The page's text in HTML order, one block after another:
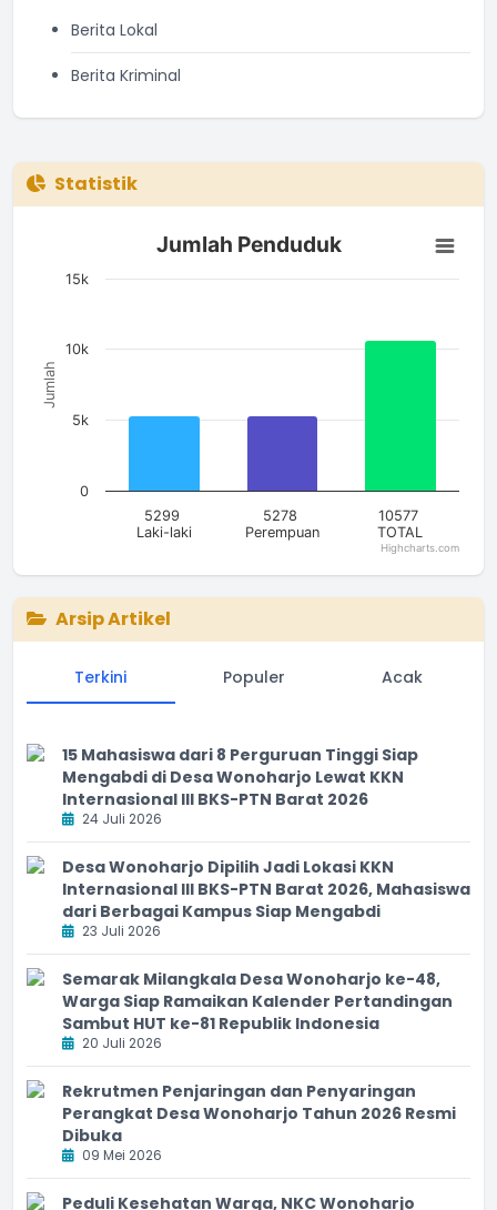
Berita Lokal
Berita Kriminal
Statistik
Jumlah Penduduk
Bar chart with 3 bars.
The chart has 1 X axis displaying categories.
Jumlah
Jumlah Penduduk
5299
Laki-laki
5278
Perempuan
10577
TOTAL
0
5k
10k
15k
Highcharts.com
Arsip Artikel
Terkini Populer Acak
15 Mahasiswa dari 8 Perguruan Tinggi Siap
Mengabdi di Desa Wonoharjo Lewat KKN
Internasional III BKS-PTN Barat 2026
24 Juli 2026
Desa Wonoharjo Dipilih Jadi Lokasi KKN
Internasional III BKS-PTN Barat 2026, Mahasiswa
dari Berbagai Kampus Siap Mengabdi
23 Juli 2026
Semarak Milangkala Desa Wonoharjo ke-48,
Warga Siap Ramaikan Kalender Pertandingan
Sambut HUT ke-81 Republik Indonesia
20 Juli 2026
Rekrutmen Penjaringan dan Penyaringan
Perangkat Desa Wonoharjo Tahun 2026 Resmi
Dibuka
09 Mei 2026
Peduli Kesehatan Warga, NKC Wonoharjo